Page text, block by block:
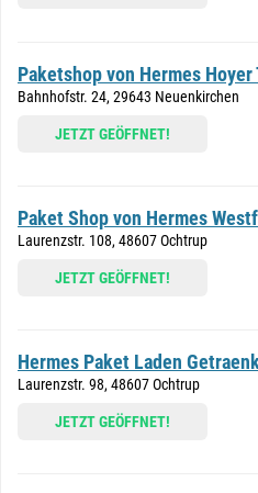
Paketshop von Hermes
Bahnhofstr. 24, 29643 Neuenkirchen
JETZT GEÖFFNET!
Paket Shop von Hermes
Laurenzstr. 108, 48607 Ochtrup
JETZT GEÖFFNET!
Hermes Paket Laden
Laurenzstr. 98, 48607 Ochtrup
JETZT GEÖFFNET!